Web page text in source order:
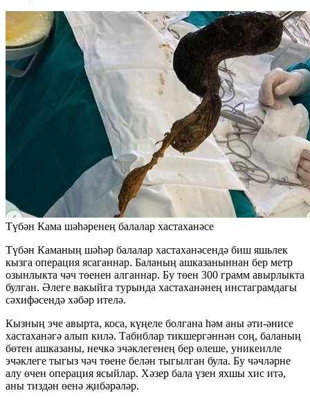
Түбән Кама шәһәренең балалар хастаханәсе
Түбән Каманың шәһәр балалар хастаханәсендә биш яшьлек
кызга операция ясаганнар. Баланың ашказаныннан бер метр
озынлыкта чәч төенен алганнар. Бу төен 300 грамм авырлыкта
булган. Әлеге вакыйга турында хастаханәнең инстаграмдагы
сәхифәсендә хәбәр ителә.
Кызның эче авырта, коса, күңеле болгана һәм аны әти-әнисе
хастаханәгә алып килә. Табиблар тикшергәннән соң, баланың
бөтен ашказаны, нечкә эчәклегенең бер өлеше, уникеилле
эчәклеге тыгыз чәч төене белән тыгылган була. Бу чәчләрне
алу өчен операция ясыйлар. Хәзер бала үзен яхшы хис итә,
аны тиздән өенә җибәрәләр.